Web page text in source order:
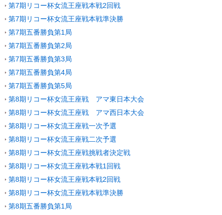
第7期リコー杯女流王座戦本戦2回戦
第7期リコー杯女流王座戦本戦準決勝
第7期五番勝負第1局
第7期五番勝負第2局
第7期五番勝負第3局
第7期五番勝負第4局
第7期五番勝負第5局
第8期リコー杯女流王座戦 アマ東日本大会
第8期リコー杯女流王座戦 アマ西日本大会
第8期リコー杯女流王座戦一次予選
第8期リコー杯女流王座戦二次予選
第8期リコー杯女流王座戦挑戦者決定戦
第8期リコー杯女流王座戦本戦1回戦
第8期リコー杯女流王座戦本戦2回戦
第8期リコー杯女流王座戦本戦準決勝
第8期五番勝負第1局